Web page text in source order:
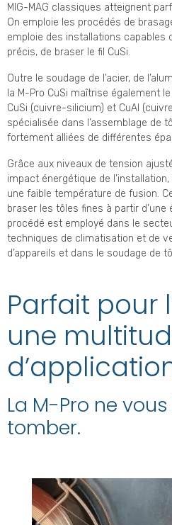
MIG-MAG classiques atteignent
On emploie les procédés de
emploie des installations capables
précis, de braser le fil CuSi.
Outre le soudage de l’acier, de
la M-Pro CuSi maîtrise également
CuSi (cuivre-silicium) et CuAl
spécialisée dans l’assemblage de
fortement alliées de différentes
Grâce aux niveaux de tension
impact énergétique de
une faible température de fusion.
braser les tôles fines à partir d’une
procédé est employé dans le
techniques de climatisation et de
d’appareils et dans le soudage de
Parfait pour
une
La M-Pro ne
tomber.